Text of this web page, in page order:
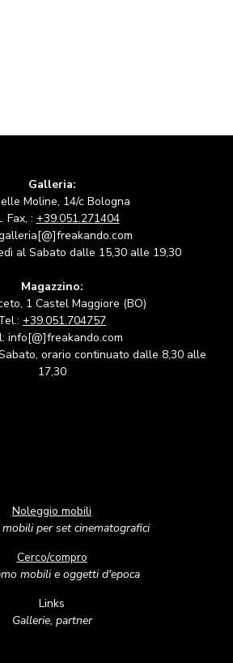
Galleria:
Moline, 14/c Bologna
Fax, : +39.051.271404
al Sabato dalle 15,30 alle 19,30
Magazzino:
1 Castel Maggiore (BO)
+39.051.704757
info[@]freakando.com
orario continuato dalle 8,30 alle
17,30
Noleggio mobili
per set cinematografici
Cerco/compro
mobili e oggetti d'epoca
Links
Gallerie, partner